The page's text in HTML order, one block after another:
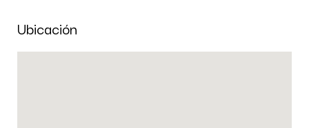
Ubicación